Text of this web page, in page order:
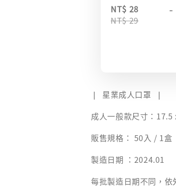
NT$ 28
NT$ 29
-
❘ 星業成人口罩 ❘
成人一般款尺寸：
販售規格： 50入 / 1盒
製造日期 ：2024.01
每批製造日期不同，依